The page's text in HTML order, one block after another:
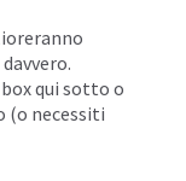
qui sotto o
(o necessiti